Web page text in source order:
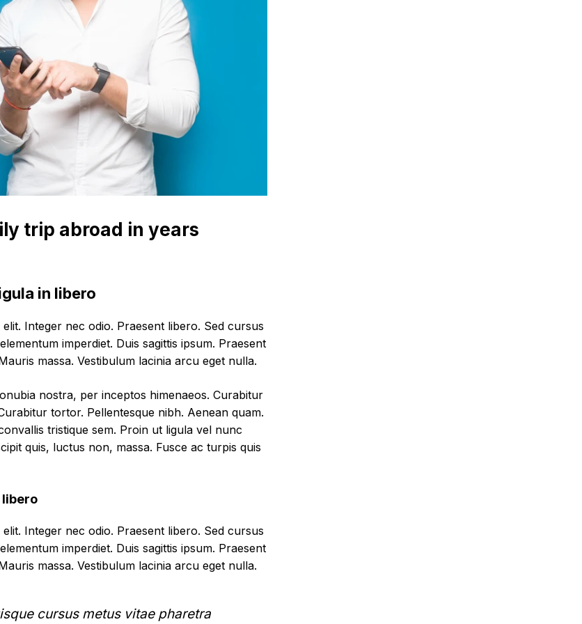
trip abroad in years
in libero
Integer nec odio. Praesent libero. Sed cursus
imperdiet. Duis sagittis ipsum. Praesent
massa. Vestibulum lacinia arcu eget nulla.
nostra, per inceptos himenaeos. Curabitur
tortor. Pellentesque nibh. Aenean quam.
tristique sem. Proin ut ligula vel nunc
quis, luctus non, massa. Fusce ac turpis quis
libero
Integer nec odio. Praesent libero. Sed cursus
imperdiet. Duis sagittis ipsum. Praesent
massa. Vestibulum lacinia arcu eget nulla.
cursus metus vitae pharetra